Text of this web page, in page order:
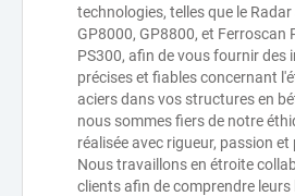
technologies, telles que le
GP8000, GP8800, et Ferroscan
PS300, afin de vous fournir des
précises et fiables concernant
aciers dans vos structures en
nous sommes fiers de notre
réalisée avec rigueur, passion
Nous travaillons en étroite
clients afin de comprendre leurs